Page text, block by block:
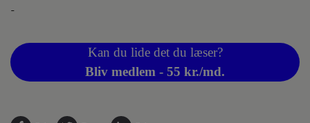
-
Kan du lide det du læser?
Bliv medlem - 55 kr./md.